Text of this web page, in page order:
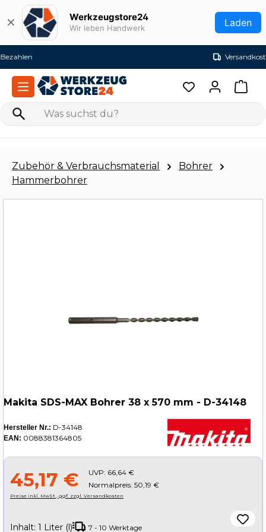
Zum Hauptinhalt springen
✕ Werkzeugstore24
Wir leben Handwerk Laden
Zubehör & Verbrauchsmaterial
Bohrer
Hammerbohrer
Makita SDS-MAX Bohrer 38 x 570 mm - D-34148
Hersteller Nr.: D-34148
EAN: 0088381364805
45,17 € UVP: 66,64 €
Normalpreis: 50,19 €
Preise inkl. MwSt., ggf. zzgl. Versandkosten
Inhalt: 1 Liter (l) 7 - 10 Werktage